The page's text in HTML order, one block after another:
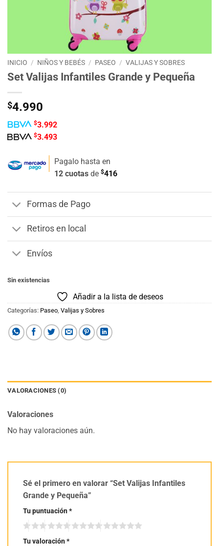
INICIO / NIÑOS Y BEBÉS / PASEO / VALIJAS Y SOBRES
Set Valijas Infantiles Grande y Pequeña
$4.990
$3.992
$3.493
Pagalo hasta en
12 cuotas de $416
Formas de Pago
Retiros en local
Envíos
Sin existencias
Añadir a la lista de deseos
Categorías: Paseo, Valijas y Sobres
VALORACIONES (0)
Valoraciones
No hay valoraciones aún.
Sé el primero en valorar “Set Valijas Infantiles
Grande y Pequeña”
Tu puntuación*
Tu valoración*